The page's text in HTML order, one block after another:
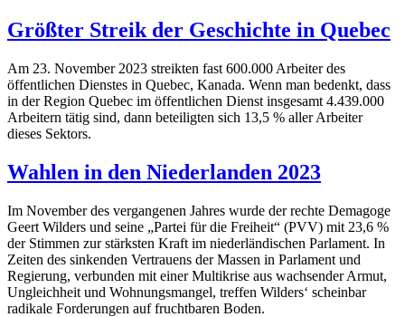
Größter Streik der Geschichte in Quebec
Am 23. November 2023 streikten fast 600.000 Arbeiter des
öffentlichen Dienstes in Quebec, Kanada. Wenn man bedenkt, dass
in der Region Quebec im öffentlichen Dienst insgesamt 4.439.000
Arbeitern tätig sind, dann beteiligten sich 13,5 % aller Arbeiter
dieses Sektors.
Wahlen in den Niederlanden 2023
Im November des vergangenen Jahres wurde der rechte Demagoge
Geert Wilders und seine „Partei für die Freiheit“ (PVV) mit 23,6 %
der Stimmen zur stärksten Kraft im niederländischen Parlament. In
Zeiten des sinkenden Vertrauens der Massen in Parlament und
Regierung, verbunden mit einer Multikrise aus wachsender Armut,
Ungleichheit und Wohnungsmangel, treffen Wilders‘ scheinbar
radikale Forderungen auf fruchtbaren Boden.